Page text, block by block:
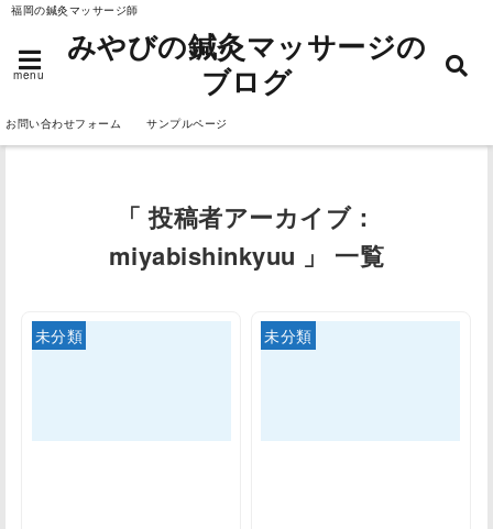
福岡の鍼灸マッサージ師
menu
みやびの鍼灸マッサージの
ブログ
お問い合わせフォーム サンプルページ
「 投稿者アーカイブ：
miyabishinkyuu 」 一覧
未分類 未分類